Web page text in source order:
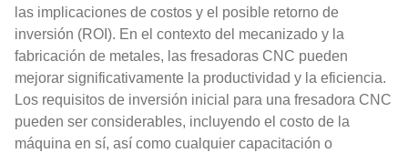
las implicaciones de costos y el posible retorno de
inversión (ROI). En el contexto del mecanizado y la
fabricación de metales, las fresadoras CNC pueden
mejorar significativamente la productividad y la eficiencia.
Los requisitos de inversión inicial para una fresadora CNC
pueden ser considerables, incluyendo el costo de la
máquina en sí, así como cualquier capacitación o